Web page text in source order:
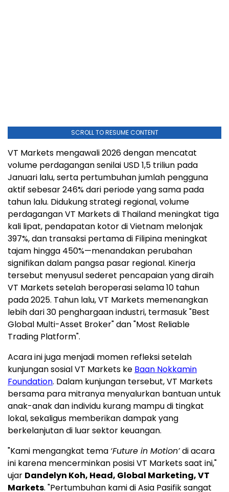
SCROLL TO RESUME CONTENT
VT Markets mengawali 2026 dengan mencatat
volume perdagangan senilai USD 1,5 triliun pada
Januari lalu, serta pertumbuhan jumlah pengguna
aktif sebesar 246% dari periode yang sama pada
tahun lalu. Didukung strategi regional, volume
perdagangan VT Markets di Thailand meningkat tiga
kali lipat, pendapatan kotor di Vietnam melonjak
397%, dan transaksi pertama di Filipina meningkat
tajam hingga 450%—menandakan perubahan
signifikan dalam pangsa pasar regional. Kinerja
tersebut menyusul sederet pencapaian yang diraih
VT Markets setelah beroperasi selama 10 tahun
pada 2025. Tahun lalu, VT Markets memenangkan
lebih dari 30 penghargaan industri, termasuk "Best
Global Multi-Asset Broker" dan "Most Reliable
Trading Platform".
Acara ini juga menjadi momen refleksi setelah
kunjungan sosial VT Markets ke Baan Nokkamin
Foundation. Dalam kunjungan tersebut, VT Markets
bersama para mitranya menyalurkan bantuan untuk
anak-anak dan individu kurang mampu di tingkat
lokal, sekaligus memberikan dampak yang
berkelanjutan di luar sektor keuangan.
"Kami mengangkat tema ‘Future in Motion’di acara
ini karena mencerminkan posisi VT Markets saat ini,"
ujar Dandelyn Koh, Head, Global Marketing, VT
Markets. "Pertumbuhan kami di Asia Pasifik sangat